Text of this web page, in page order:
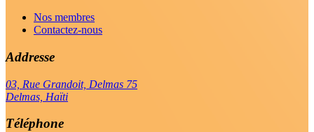
Nos membres
Contactez-nous
Addresse
03, Rue Grandoit, Delmas 75
Delmas, Haïti
Téléphone